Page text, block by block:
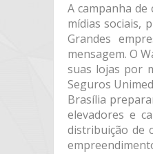
A campanha
mídias sociais,
Grandes
mensagem. O
suas lojas por
Seguros
Brasília
elevadores e
distribuição de